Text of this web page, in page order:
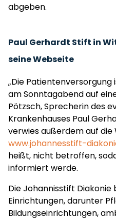
abgeben.
Paul Gerhardt Stift in
seine Webseite
„Die
am Sonntagabend auf
Pötzsch, Sprecherin des
Krankenhauses Paul
verwies außerdem auf die
www.johannesstift-
heißt, nicht betroffen,
informiert werde.
Die Johannisstift
Einrichtungen, darunter
Bildungseinrichtungen,